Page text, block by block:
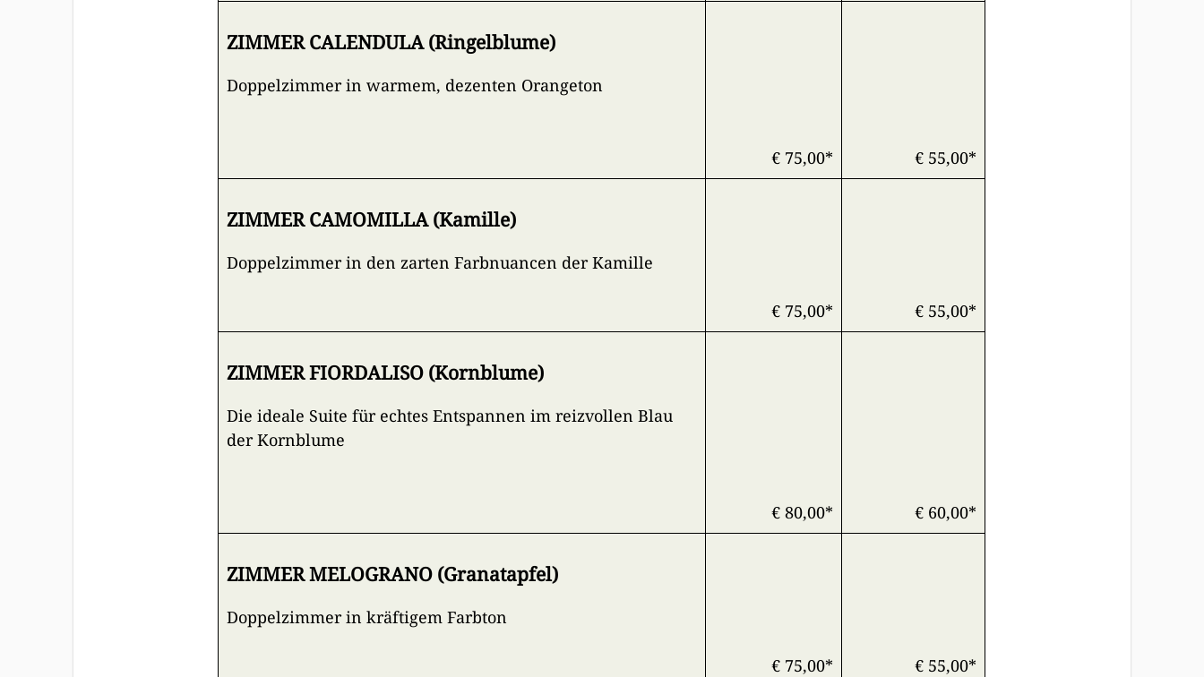
ZIMMER CALENDULA (Ringelblume)
Doppelzimmer in warmem, dezenten Orangeton
€ 75,00* € 55,00*
ZIMMER CAMOMILLA (Kamille)
Doppelzimmer in den zarten Farbnuancen der Kamille
€ 75,00* € 55,00*
ZIMMER FIORDALISO (Kornblume)
Die ideale Suite für echtes Entspannen im reizvollen Blau
der Kornblume
€ 80,00* € 60,00*
ZIMMER MELOGRANO (Granatapfel)
Doppelzimmer in kräftigem Farbton
€ 75,00* € 55,00*